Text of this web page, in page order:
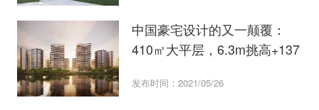
中国豪宅设计的又一颠覆：
410㎡大平层，6.3m挑高+137
发布时间：2021/05/26